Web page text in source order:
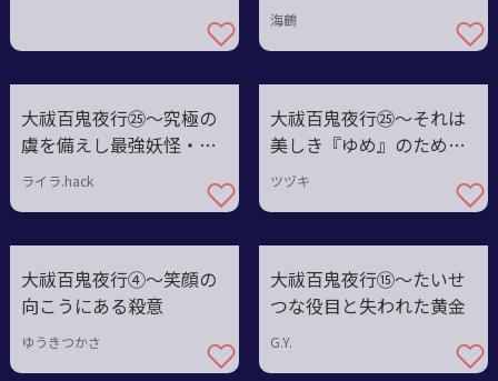
海鶴
大祓百鬼夜行㉕〜究極の
虞を備えし最強妖怪・大
祓骸魂～
ライラ.hack
大祓百鬼夜行㉕〜それは
美しき『ゆめ』のためだ
った
ツヅキ
大祓百鬼夜行④～笑顔の
向こうにある殺意
ゆうきつかさ
大祓百鬼夜行⑮〜たいせ
つな役目と失われた黄金
G.Y.